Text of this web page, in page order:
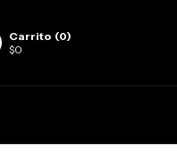
Carrito (0)
$0